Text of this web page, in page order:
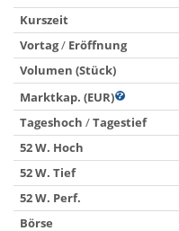
Kurszeit
Vortag/ Eröffnung
Volumen (Stück)
Marktkap. (EUR)
Tageshoch /Tagestief
52 W. Hoch
52 W. Tief
52 W. Perf.
Börse